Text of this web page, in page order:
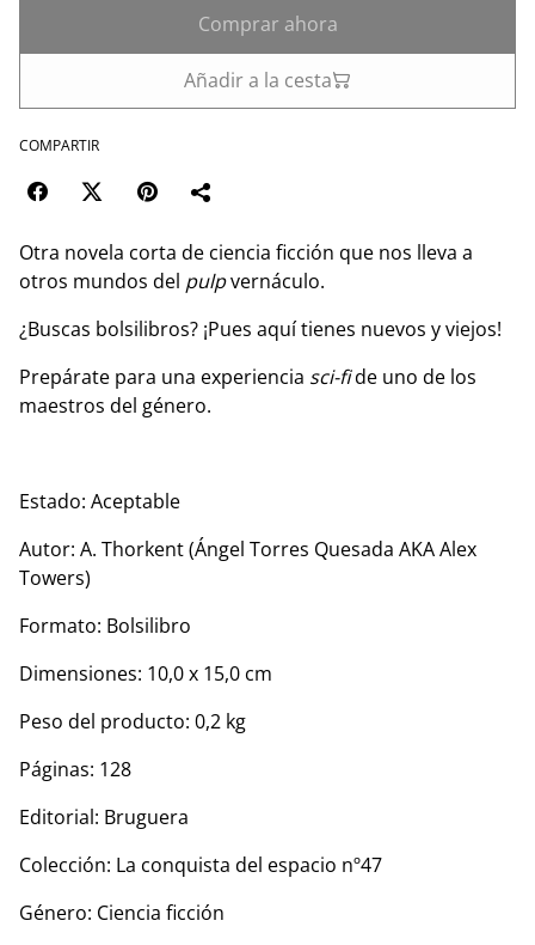
Comprar ahora
Añadir a la cesta
COMPARTIR
Otra novela corta de ciencia ficción que nos lleva a
otros mundos del pulpvernáculo.
¿Buscas bolsilibros? ¡Pues aquí tienes nuevos y viejos!
Prepárate para una experiencia sci-fide uno de los
maestros del género.
Estado: Aceptable
Autor: A. Thorkent (Ángel Torres Quesada AKA Alex
Towers)
Formato: Bolsilibro
Dimensiones: 10,0 x 15,0 cm
Peso del producto: 0,2 kg
Páginas: 128
Editorial: Bruguera
Colección: La conquista del espacio nº47
Género: Ciencia ficción